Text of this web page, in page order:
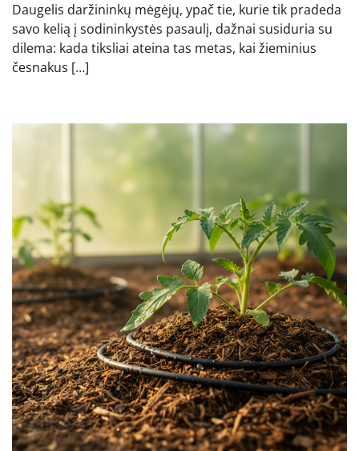
Daugelis daržininkų mėgėjų, ypač tie, kurie tik pradeda
savo kelią į sodininkystės pasaulį, dažnai susiduria su
dilema: kada tiksliai ateina tas metas, kai žieminius
česnakus […]